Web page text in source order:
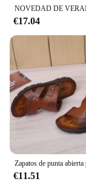
€17.04
€11.51